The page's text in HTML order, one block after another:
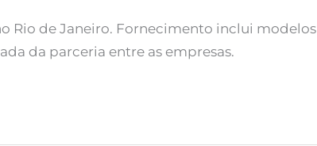
Rio de Janeiro. Fornecimento inclui modelos
da parceria entre as empresas.